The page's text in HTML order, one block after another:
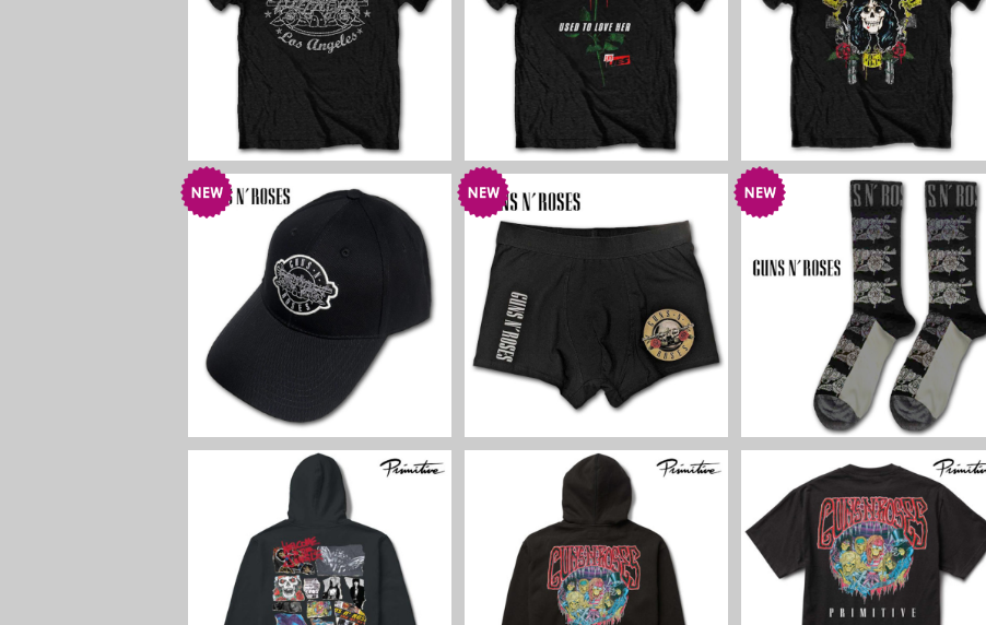
GUNS N' ROSES LA Logo T
シャツ ブラック ガンズ・アン
ド・ローゼズ ハードロック メ
¥4,400
GUNS N' ROSES Used to Lo
ve Her Rose Tシャツ ブラッ
ク ガンズ・アンド・ローゼズ
ハードロック メタル グッズ
¥3,960
GUNS N' ROSES Slash 85 T
シャツ ブラック ガンズ・アン
ド・ローゼズ ハードロック メ
タル グッズ
¥3,960
GUNS N' ROSES Baseball C
ap White Circle Logo Black
キャップ ブラック ガンズ・ア
ンド・ローゼズ ハードロック
メタル 帽子 グッズ
¥3,630
GUNS N' ROSES Boxers Cla
ssic Logo ボクサーパンツ ブ
ラック ガンズ・アンド・ロー
ゼズ ハードロック メタル ブリ
ーフ グッズ
GUNS N' ROSES Socks Mon
ochrome Pistols Black ソッ
クス ブラック ガンズ・アン
ド・ローゼズ ハードロック メ
タル 靴下 グッズ
¥1,760
PRIMITIVE × GUNS N' ROSE
S SUNSET HOOD ブラック フ
ードパーカー ファッション ガ
¥16,500
SOLD OUT
PRIMITIVE × GUNS N' ROSE
S BONES ZIP HOOD ブラッ
ク ジップフードパーカー ファ
¥17,600
PRIMITIVE × GUNS N' ROSE
S BONES TEE ブラック Tシャ
ツ ファッション ガンズ・アン
¥7,150
SOLD OUT